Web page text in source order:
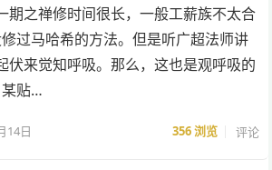
期之禅修时间很长，一般工薪族不太合
过马哈希的方法。但是听广超法师讲
伏来觉知呼吸。那么，这也是观呼吸的
某贴…
14日 356浏览 评论